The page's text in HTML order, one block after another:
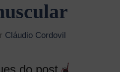
Cláudio Cordovil
do post